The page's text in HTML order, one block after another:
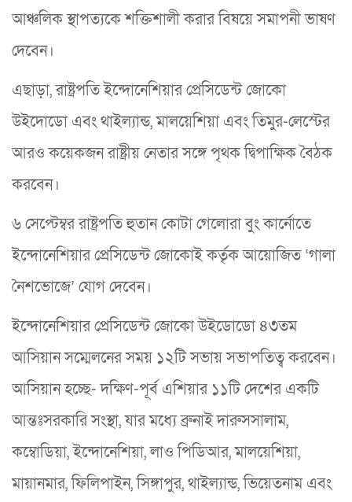
আঞ্চলিক স্থাপত্যকে শক্তিশালী করার বিষয়ে সমাপনী ভাষণ
দেবেন।
এছাড়া, রাষ্ট্রপতি ইন্দোনেশিয়ার প্রেসিডেন্ট জোকো
উইদোডো এবং থাইল্যান্ড, মালয়েশিয়া এবং তিমুর-লেস্টের
আরও কয়েকজন রাষ্ট্রীয় নেতার সঙ্গে পৃথক দ্বিপাক্ষিক বৈঠক
করবেন।
৬ সেপ্টেম্বর রাষ্ট্রপতি হুতান কোটা গেলোরা বুং কার্নোতে
ইন্দোনেশিয়ার প্রেসিডেন্ট জোকোই কর্তৃক আয়োজিত ‘গালা
নৈশভোজে’ যোগ দেবেন।
ইন্দোনেশিয়ার প্রেসিডেন্ট জোকো উইডোডো ৪৩তম
আসিয়ান সম্মেলনের সময় ১২টি সভায় সভাপতিত্ব করবেন।
আসিয়ান হচ্ছে- দক্ষিণ-পূর্ব এশিয়ার ১১টি দেশের একটি
আন্তঃসরকারি সংস্থা, যার মধ্যে ব্রুনাই দারুসসালাম,
কম্বোডিয়া, ইন্দোনেশিয়া, লাও পিডিআর, মালয়েশিয়া,
মায়ানমার, ফিলিপাইন, সিঙ্গাপুর, থাইল্যান্ড, ভিয়েতনাম এবং